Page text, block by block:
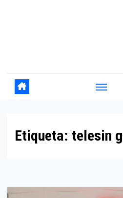
Etiqueta: telesin